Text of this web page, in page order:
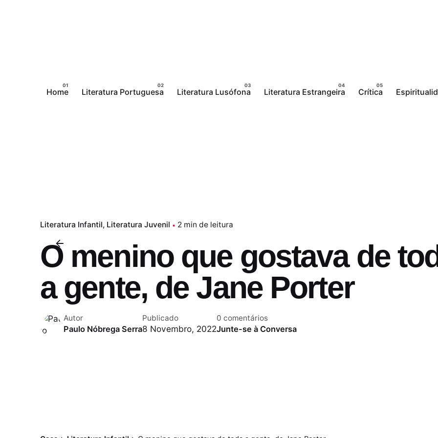
Home Literatura Portuguesa Literatura Lusófona Literatura Estrangeira Crítica
Literatura Infantil Literatura Juvenil 2 min de leitura
O menino que gostava de
a gente, de Jane Porter
Autor
Paulo Nóbrega Serra
Publicado
8 Novembro, 2022
0 comentários
Junte-se à Conversa